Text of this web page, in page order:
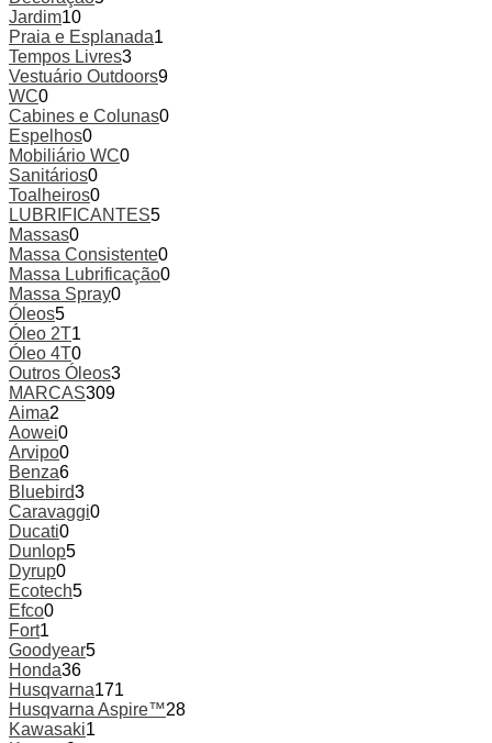
Jardim10
Praia e Esplanada1
Tempos Livres3
Vestuário Outdoors9
WC0
Cabines e Colunas0
Espelhos0
Mobiliário WC0
Sanitários0
Toalheiros0
LUBRIFICANTES5
Massas0
Massa Consistente0
Massa Lubrificação0
Massa Spray0
Óleos5
Óleo 2T1
Óleo 4T0
Outros Óleos3
MARCAS309
Aima2
Aowei0
Arvipo0
Benza6
Bluebird3
Caravaggi0
Ducati0
Dunlop5
Dyrup0
Ecotech5
Efco0
Fort1
Goodyear5
Honda36
Husqvarna171
Husqvarna Aspire™28
Kawasaki1